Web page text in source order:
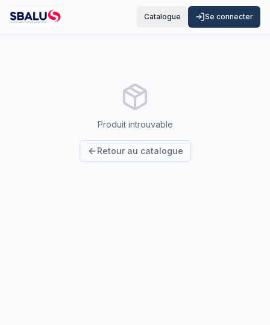
Catalogue Se connecter
Produit introuvable
Retour au catalogue